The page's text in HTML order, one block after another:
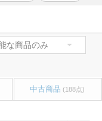
中古商品 (188点)